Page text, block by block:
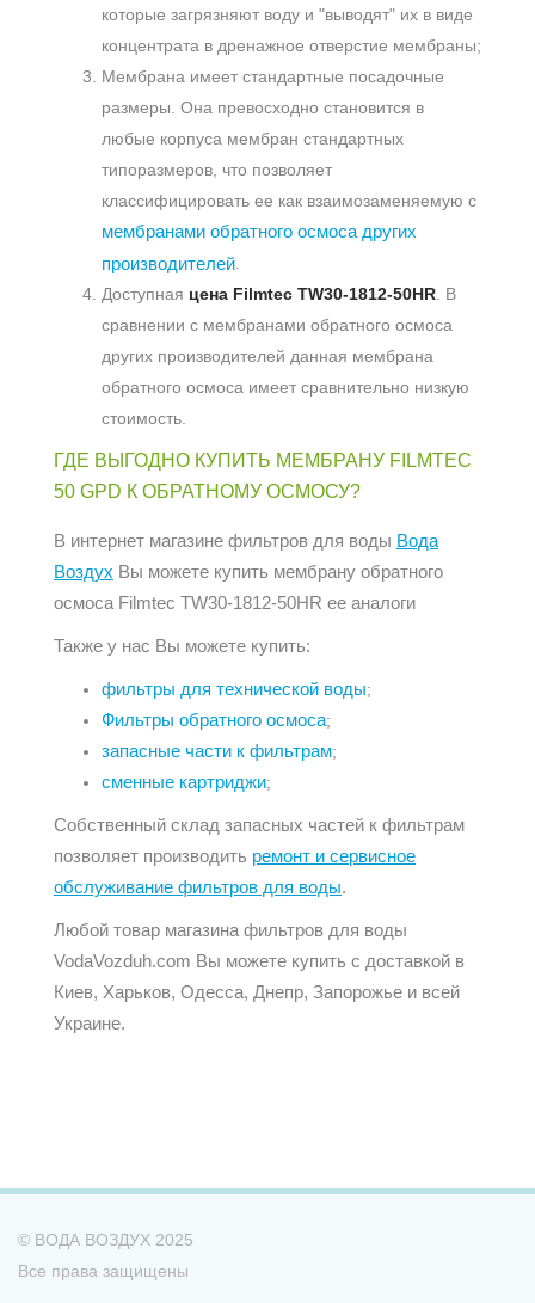
которые загрязняют воду и "выводят" их в виде
концентрата в дренажное отверстие мембраны;
Мембрана имеет стандартные посадочные
размеры. Она превосходно становится в
любые корпуса мембран стандартных
типоразмеров, что позволяет
классифицировать ее как взаимозаменяемую с
мембранами обратного осмоса других
производителей
Доступная цена Filmtec TW30-1812-50HR . В
сравнении с мембранами обратного осмоса
других производителей данная мембрана
обратного осмоса имеет сравнительно низкую
стоимость.
ГДЕ ВЫГОДНО КУПИТЬ МЕМБРАНУ FILMTEC
50 GPD К ОБРАТНОМУ ОСМОСУ?
В интернет магазине фильтров для воды Вода
Воздух Вы можете купить мембрану обратного
осмоса Filmtec TW30-1812-50HR ее аналоги
Также у нас Вы можете купить:
фильтры для технической воды;
Фильтры обратного осмоса;
запасные части к фильтрам;
сменные картриджи;
Собственный склад запасных частей к фильтрам
позволяет производить ремонт и сервисное
обслуживание фильтров для воды.
Любой товар магазина фильтров для воды
VodaVozduh.com Вы можете купить с доставкой в
Киев, Харьков, Одесса, Днепр, Запорожье и всей
Украине.
© ВОДА ВОЗДУХ 2025
Все права защищены